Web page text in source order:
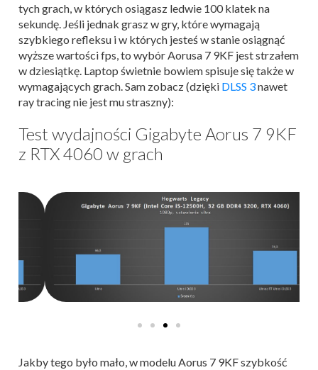
tych grach, w których osiągasz ledwie 100 klatek na
sekundę. Jeśli jednak grasz w gry, które wymagają
szybkiego refleksu i w których jesteś w stanie osiągnąć
wyższe wartości fps, to wybór Aorusa 7 9KF jest strzałem
w dziesiątkę. Laptop świetnie bowiem spisuje się także w
wymagających grach. Sam zobacz (dzięki DLSS 3nawet
ray tracing nie jest mu straszny):
Test wydajności Gigabyte Aorus 7 9KF
z RTX 4060 w grach
Jakby tego było mało, w modelu Aorus 7 9KF szybkość